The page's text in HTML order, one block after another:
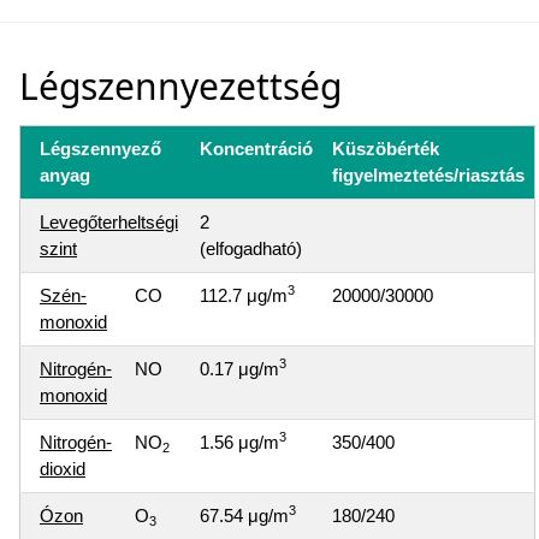
Légszennyezettség
Légszennyező
anyag
Koncentráció
Küszöbérték
figyelmeztetés/riasztás
Levegőterheltségi
szint
2
(elfogadható)
Szén-
monoxid
CO 112.7 μg/m3 20000/30000
Nitrogén-
monoxid
NO 0.17 μg/m3
Nitrogén-
dioxid
NO2 1.56 μg/m3 350/400
Ózon O3 67.54 μg/m3 180/240